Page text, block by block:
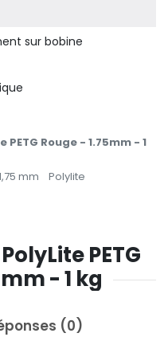
sur bobine
PETG Rouge - 1.75mm - 1
mm
Polylite
PETG
- 1 kg
(0)